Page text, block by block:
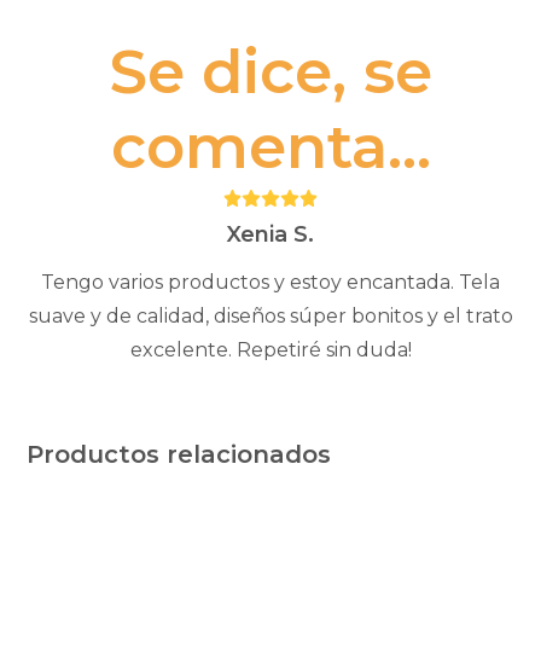
Se dice, se
comenta...
Puntuación:
5Xenia S.
Tengo varios productos y estoy encantada. Tela
suave y de calidad, diseños súper bonitos y el trato
excelente. Repetiré sin duda!
Productos relacionados